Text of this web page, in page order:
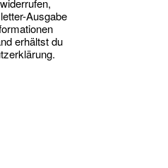
Ausgabe
erhältst du